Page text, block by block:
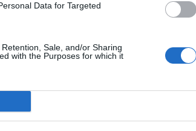
Data for Targeted
Sale, and/or Sharing
with the Purposes for which it
Fot. Łukasz / Warszawa w
miejscu pracują policjanci, którzy wyjaśniają
Nie ma dużych utrudnień.